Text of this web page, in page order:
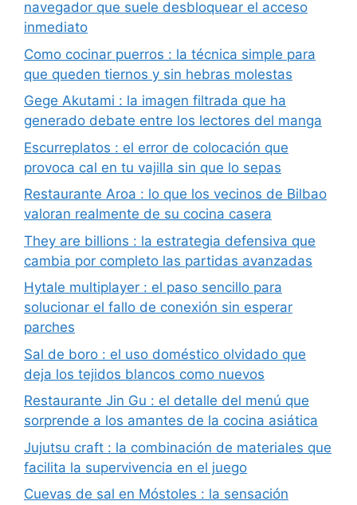
navegador que suele desbloquear el acceso
inmediato
Como cocinar puerros : la técnica simple para
que queden tiernos y sin hebras molestas
Gege Akutami : la imagen filtrada que ha
generado debate entre los lectores del manga
Escurreplatos : el error de colocación que
provoca cal en tu vajilla sin que lo sepas
Restaurante Aroa : lo que los vecinos de Bilbao
valoran realmente de su cocina casera
They are billions : la estrategia defensiva que
cambia por completo las partidas avanzadas
Hytale multiplayer : el paso sencillo para
solucionar el fallo de conexión sin esperar
parches
Sal de boro : el uso doméstico olvidado que
deja los tejidos blancos como nuevos
Restaurante Jin Gu : el detalle del menú que
sorprende a los amantes de la cocina asiática
Jujutsu craft : la combinación de materiales que
facilita la supervivencia en el juego
Cuevas de sal en Móstoles : la sensación